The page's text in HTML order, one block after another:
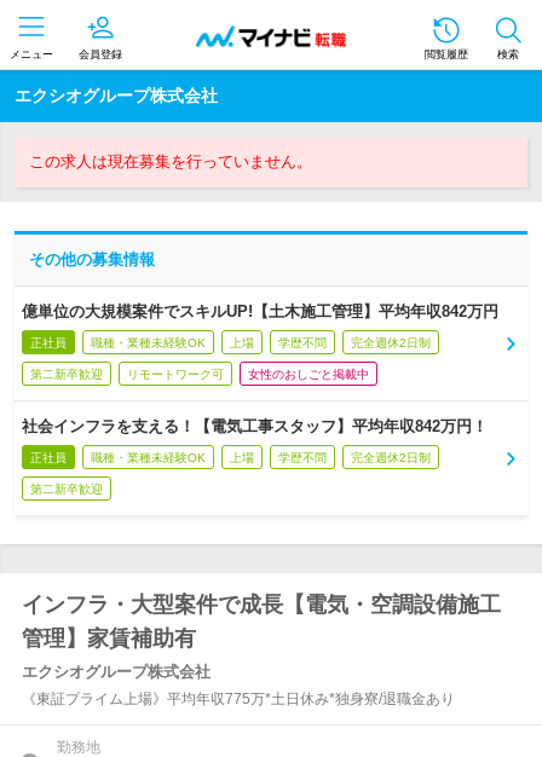
メニュー 会員登録 閲覧履歴 検索
エクシオグループ株式会社
この求人は現在募集を行っていません。
その他の募集情報
億単位の大規模案件でスキルUP!【土木施工管理】平均年収842万円
正社員 職種・業種未経験OK 上場 学歴不問 完全週休2日制
第二新卒歓迎 リモートワーク可 女性のおしごと掲載中
社会インフラを支える！【電気工事スタッフ】平均年収842万円！
正社員 職種・業種未経験OK 上場 学歴不問 完全週休2日制
第二新卒歓迎
インフラ・大型案件で成長【電気・空調設備施工
管理】家賃補助有
エクシオグループ株式会社
《東証プライム上場》平均年収775万*土日休み*独身寮/退職金あり
勤務地